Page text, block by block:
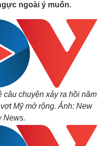
Tin 24h
Giáo dục
Dấu ấn VOV
Việc làm
Biển đảo
ngoài ý muốn.
câu chuyện xảy ra hồi năm
Mỹ mở rộng. Ảnh: New
News.